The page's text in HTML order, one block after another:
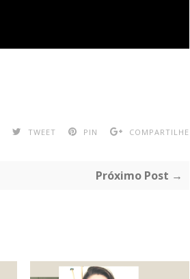
TWEET PIN COMPARTILHE
Próximo Post →